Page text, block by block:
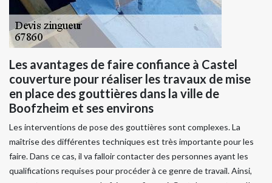
Les avantages de faire confiance à Castel
couverture pour réaliser les travaux de mise
en place des gouttières dans la ville de
Boofzheim et ses environs
Les interventions de pose des gouttières sont complexes. La
maîtrise des différentes techniques est très importante pour les
faire. Dans ce cas, il va falloir contacter des personnes ayant les
qualifications requises pour procéder à ce genre de travail. Ainsi,